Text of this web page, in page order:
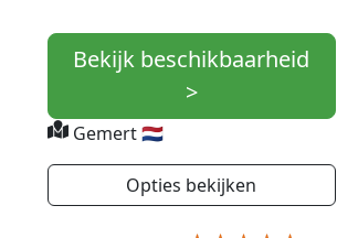
Bekijk beschikbaarheid
>
Gemert 🇳🇱
Opties bekijken